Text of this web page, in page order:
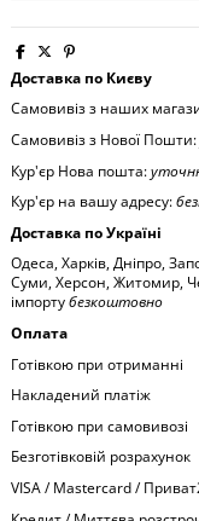
Доставка по Києву
Самовивіз з наших
Самовивіз з Нової Пошти:
Кур'єр Нова пошта:
Кур'єр на вашу адресу:
Доставка по Україні
Одеса, Харків, Дніпро,
Суми, Херсон, Житомир,
імпортубезкоштовно
Оплата
Готівкою при отриманні
Накладений платіж
Готівкою при самовивозі
Безготівковій розрахунок
VISA / Mastercard /